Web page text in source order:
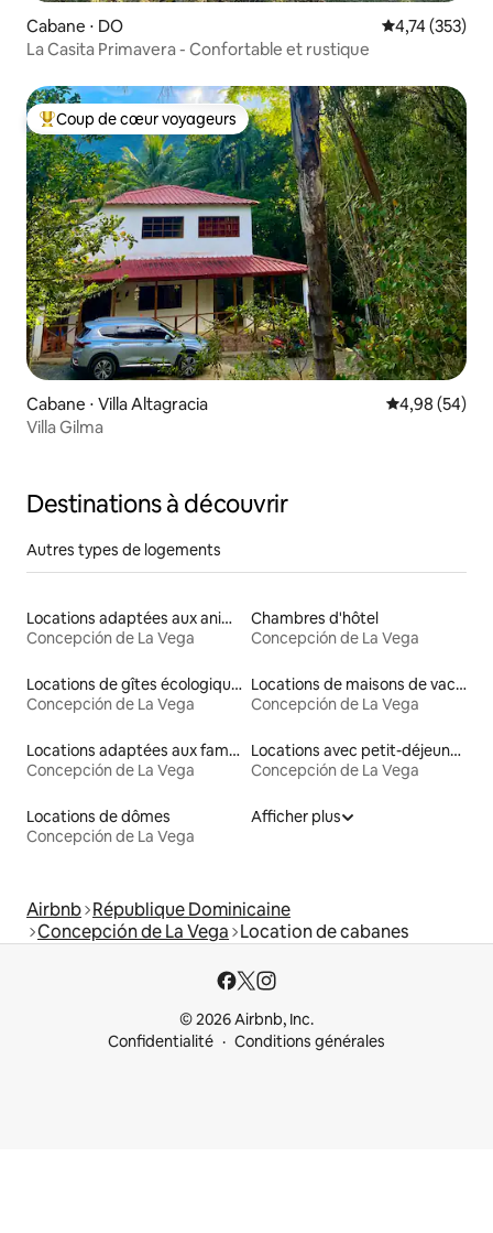
Cabane ⋅ DO Évaluation
4,74 (353)
La Casita Primavera - Confortable et rustique
Coups de cœur voyageurs les plus appréciés
Coup de cœur voyageurs
Cabane ⋅ Villa Altagracia Évaluation
4,98 (54)
Villa Gilma
Destinations à découvrir
Autres types de logements
Locations adaptées aux animaux
Concepción de La Vega
Chambres d'hôtel
Concepción de La Vega
Locations de gîtes écologiques
Concepción de La Vega
Locations de maisons de vacances
Concepción de La Vega
Locations adaptées aux familles
Concepción de La Vega
Locations avec petit-déjeuner
Concepción de La Vega
Locations de dômes
Concepción de La Vega
Afficher plus
Airbnb République Dominicaine
Concepción de La Vega Location de cabanes
© 2026 Airbnb, Inc.
Confidentialité
Conditions générales